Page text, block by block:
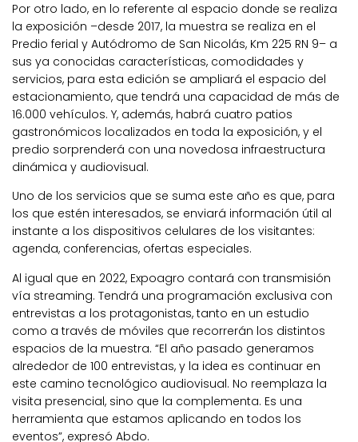
Por otro lado, en lo referente al espacio donde se realiza
la exposición –desde 2017, la muestra se realiza en el
Predio ferial y Autódromo de San Nicolás, Km 225 RN 9– a
sus ya conocidas características, comodidades y
servicios, para esta edición se ampliará el espacio del
estacionamiento, que tendrá una capacidad de más de
16.000 vehículos. Y, además, habrá cuatro patios
gastronómicos localizados en toda la exposición, y el
predio sorprenderá con una novedosa infraestructura
dinámica y audiovisual.
Uno de los servicios que se suma este año es que, para
los que estén interesados, se enviará información útil al
instante a los dispositivos celulares de los visitantes:
agenda, conferencias, ofertas especiales.
Al igual que en 2022, Expoagro contará con transmisión
vía streaming. Tendrá una programación exclusiva con
entrevistas a los protagonistas, tanto en un estudio
como a través de móviles que recorrerán los distintos
espacios de la muestra. “El año pasado generamos
alrededor de 100 entrevistas, y la idea es continuar en
este camino tecnológico audiovisual. No reemplaza la
visita presencial, sino que la complementa. Es una
herramienta que estamos aplicando en todos los
eventos”, expresó Abdo.